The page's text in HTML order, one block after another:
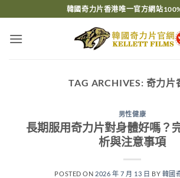
to
content
韓國奇力片香港唯一官方網站
TAG ARCHIVES: 奇力片
男性健康
長期服用奇力片對身體好嗎？
析與注意事項
POSTED ON 2026 年 7 月 13 日 BY 韓國